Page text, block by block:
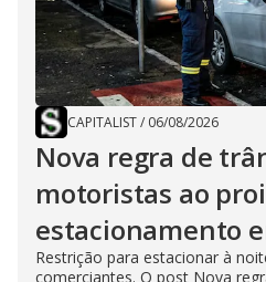
CAPITALIST/ 06/08/2026
Nova regra de
motoristas ao
estacionamento
Restrição para estacionar à
comerciantes. O post Nova